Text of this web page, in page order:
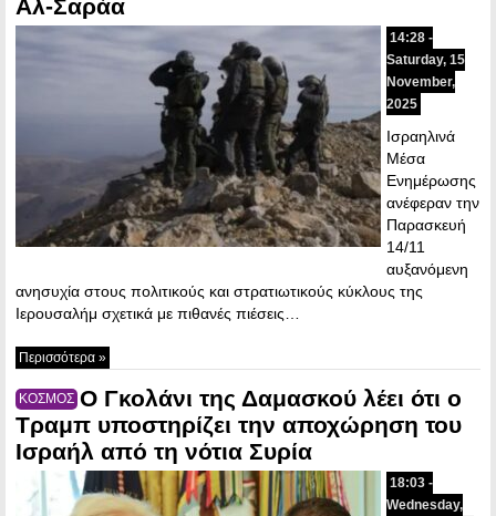
Αλ-Σαράα
14:28 -
Saturday, 15
November,
2025
Ισραηλινά
Μέσα
Ενημέρωσης
ανέφεραν την
Παρασκευή
14/11
αυξανόμενη
ανησυχία στους πολιτικούς και στρατιωτικούς κύκλους της
Ιερουσαλήμ σχετικά με πιθανές πιέσεις…
Περισσότερα »
ΚΟΣΜΟΣ Ο Γκολάνι της Δαμασκού λέει ότι ο
Τραμπ υποστηρίζει την αποχώρηση του
Ισραήλ από τη νότια Συρία
18:03 -
Wednesday,